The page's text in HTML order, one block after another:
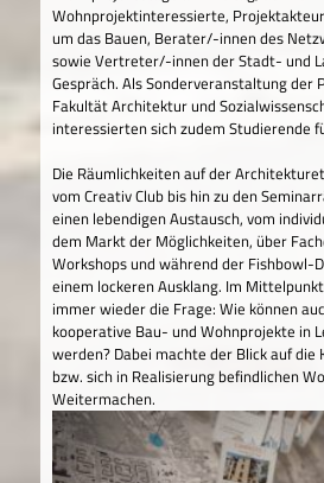
Wohnprojektinteressierte,
um das Bauen, Berater/-innen des
sowie Vertreter/-innen der Stadt- und
Gespräch. Als Sonderveranstaltung der
Fakultät Architektur und
interessierten sich zudem Studierende
Die Räumlichkeiten auf der
vom Creativ Club bis hin zu den
einen lebendigen Austausch, vom
dem Markt der Möglichkeiten, über
Workshops und während der Fishbowl-
einem lockeren Ausklang. Im
immer wieder die Frage: Wie können
kooperative Bau- und Wohnprojekte in
werden? Dabei machte der Blick auf
bzw. sich in Realisierung befindlichen
Weitermachen.